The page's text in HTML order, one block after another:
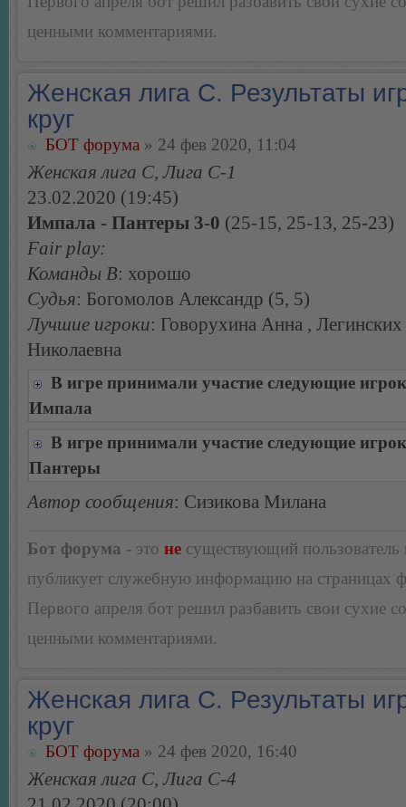
ценными комментариями.
Женская лига С. Результаты
круг
БОТ форума » 24 фев 2020, 11:04
Женская лига С, Лига С-1
23.02.2020 (19:45)
Импала - Пантеры 3-0 (25-15, 25-13, 25-23)
Fair play:
Команды В: хорошо
Судья: Богомолов Александр (5, 5)
Лучшие игроки: Говорухина Анна , Легинских
Николаевна
В игре принимали участие следующие
Импала
В игре принимали участие следующие
Пантеры
Автор сообщения: Сизикова Милана
Бот форума - это не существующий пользователь
публикует служебную информацию на страницах
Первого апреля бот решил разбавить свои сухие
ценными комментариями.
Женская лига С. Результаты
круг
БОТ форума » 24 фев 2020, 16:40
Женская лига С, Лига С-4